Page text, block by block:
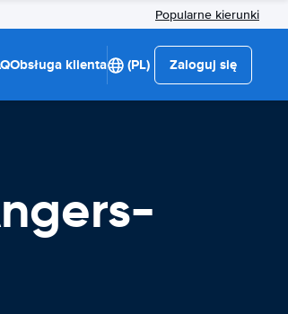
Popularne kierunki
Obsługa klienta (PL) Zaloguj się